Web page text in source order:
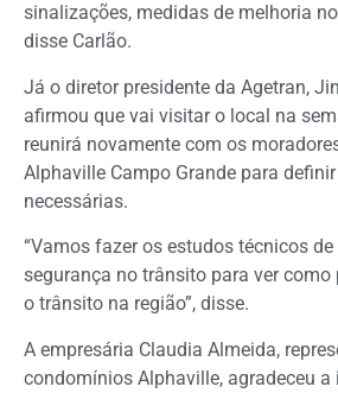
sinalizações, medidas de melhoria
disse Carlão.
Já o diretor presidente da Agetran,
afirmou que vai visitar o local na
reunirá novamente com os
Alphaville Campo Grande para
necessárias.
“Vamos fazer os estudos técnicos
segurança no trânsito para ver
o trânsito na região”, disse.
A empresária Claudia Almeida,
condomínios Alphaville, agradeceu